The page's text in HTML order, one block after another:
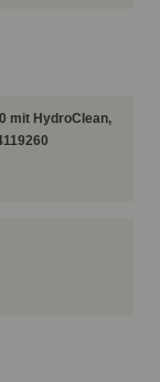
mit HydroClean,